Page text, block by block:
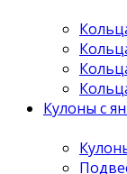
Кулоны с